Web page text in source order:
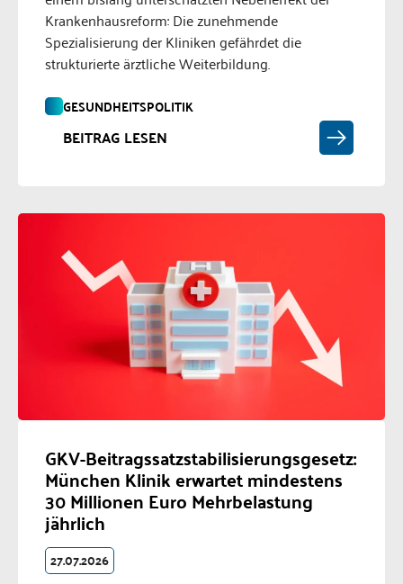
Krankenhausreform: Die zunehmende
Spezialisierung der Kliniken gefährdet die
strukturierte ärztliche Weiterbildung.
GESUNDHEITSPOLITIK
BEITRAG LESEN
GKV-Beitragssatzstabilisierungsgesetz:
München Klinik erwartet mindestens
30 Millionen Euro Mehrbelastung
jährlich
27.07.2026